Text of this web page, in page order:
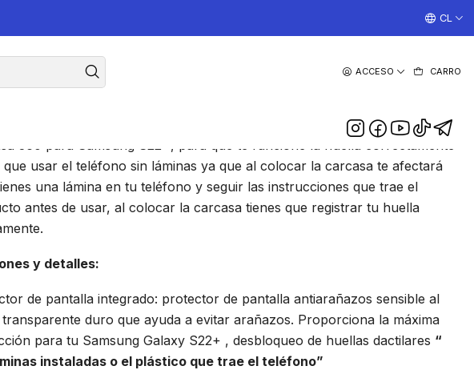
ACCESO CARRO
¡TRABAJAMOS TODOS LOS DIAS CON ENVIOS A TODO
CL
360 Para Samsung S22 Plus
360 para Samsung S22+, para que te funcione la huella correctamente
que usar el teléfono sin láminas ya que al colocar la carcasa te afectará
una lámina en tu teléfono y seguir las instrucciones que trae el
antes de usar, al colocar la carcasa tienes que registrar tu huella
y detalles:
de pantalla integrado: protector de pantalla antiarañazos sensible al
duro que ayuda a evitar arañazos. Proporciona la máxima
para tu Samsung Galaxy S22+ , desbloqueo de huellas dactilares “
instaladas o el plástico que trae el teléfono”